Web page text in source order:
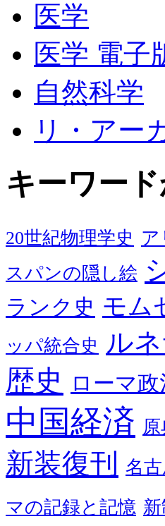
医学
医学 電子
自然科学
リ・アー
キーワー
20世紀物理学史
スパンの隠し絵
ランク史 モム
ッパ統合史 ル
歴史 ローマ
中国経済
新装復刊 名
マの記録と記憶